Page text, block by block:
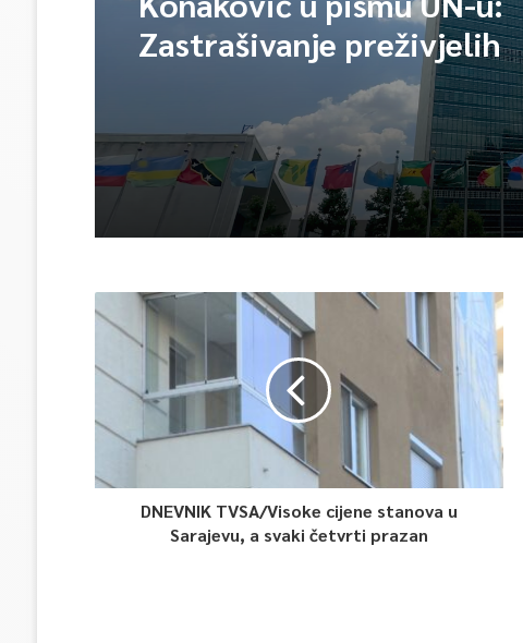
Zastrašivanje preživjelih
DNEVNIK TVSA/Visoke cijene stanova u
Sarajevu, a svaki četvrti prazan